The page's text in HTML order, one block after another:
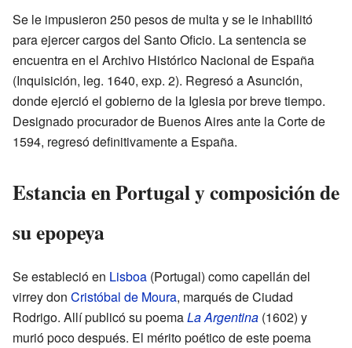
Se le impusieron 250 pesos de multa y se le inhabilitó
para ejercer cargos del Santo Oficio. La sentencia se
encuentra en el Archivo Histórico Nacional de España
(Inquisición, leg. 1640, exp. 2). Regresó a Asunción,
donde ejerció el gobierno de la Iglesia por breve tiempo.
Designado procurador de Buenos Aires ante la Corte de
1594, regresó definitivamente a España.
Estancia en Portugal y composición de
su epopeya
Se estableció en Lisboa (Portugal) como capellán del
virrey don Cristóbal de Moura, marqués de Ciudad
Rodrigo. Allí publicó su poemaLa Argentina (1602) y
murió poco después. El mérito poético de este poema